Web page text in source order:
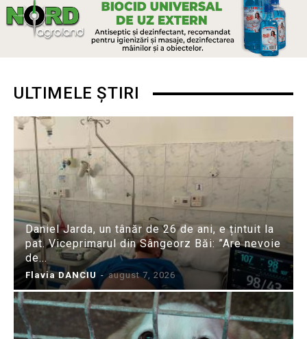
ULTIMELE ȘTIRI
Daniel Jarda, un tânăr de 26 de ani, e țintuit la
pat. Viceprimarul din Sângeorz Băi: ”Are nevoie
de...
Flavia DANCIU - august 7, 2026